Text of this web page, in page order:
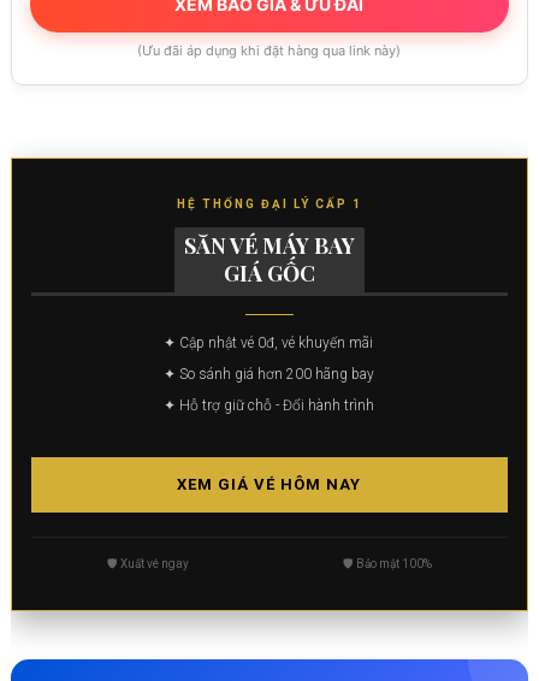
XEM BÁO GIÁ & ƯU ĐÃI
(Ưu đãi áp dụng khi đặt hàng qua link này)
HỆ THỐNG ĐẠI LÝ CẤP 1
SĂN VÉ MÁY BAY
GIÁ GỐC
✦ Cập nhật vé 0đ, vé khuyến mãi
✦ So sánh giá hơn 200 hãng bay
✦ Hỗ trợ giữ chỗ - Đổi hành trình
XEM GIÁ VÉ HÔM NAY
🛡️ Xuất vé ngay 🛡️ Bảo mật 100%